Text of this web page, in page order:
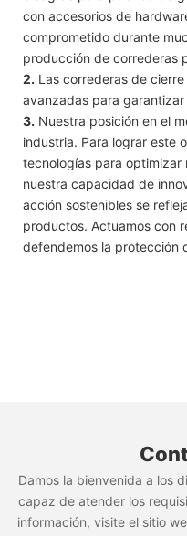
con accesorios de
comprometido durante
producción de correderas
2. Las correderas de
avanzadas para
3. Nuestra posición en el
industria. Para lograr este
tecnologías para
nuestra capacidad de
acción sostenibles se
productos. Actuamos con
defendemos la protección
Damos la bienvenida a los
capaz de atender los
información, visite el sitio